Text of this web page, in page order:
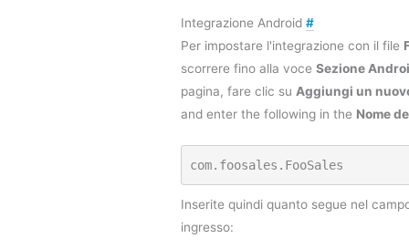
Integrazione Android #
Per impostare l'integrazione con il file
scorrere fino alla voce Sezione
pagina, fare clic su Aggiungi un
and enter the following in the Nome
com.foosales.FooSales
Inserite quindi quanto segue nel
ingresso: